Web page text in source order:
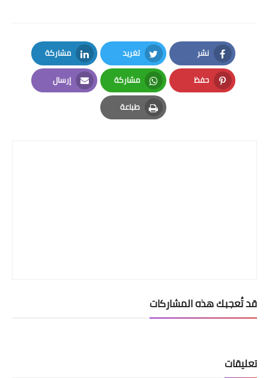
نشر
Facebook
تغريد
Twitter
مشاركة
LinkedIn
حفظ
Pinterest
مشاركة
Whatsapp
إرسال
Email
طباعة
Print
قد تُعجبك هذه المشاركات
تعليقات